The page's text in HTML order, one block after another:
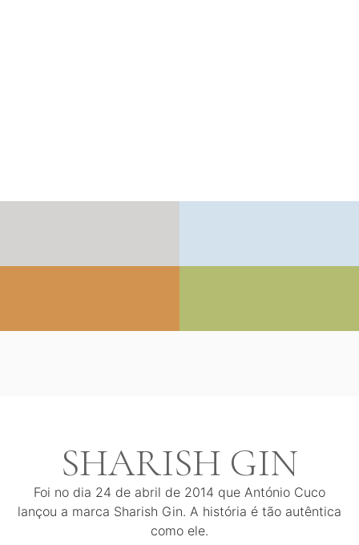
SHARISH GIN
Foi no dia 24 de abril de 2014 que António Cuco
lançou a marca Sharish Gin. A história é tão autêntica
como ele.